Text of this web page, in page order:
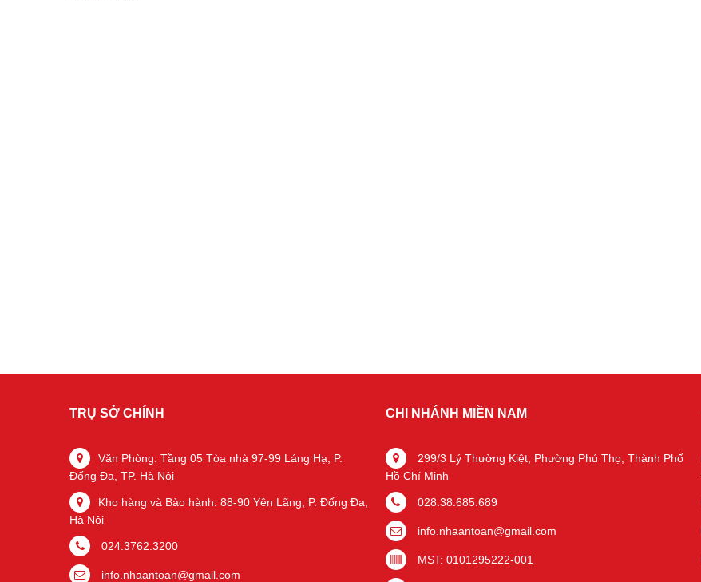
TRỤ SỞ CHÍNH
Văn Phòng: Tầng 05 Tòa nhà 97-99 Láng Hạ, P.
Đống Đa, TP. Hà Nội
Kho hàng và Bảo hành: 88-90 Yên Lãng, P. Đống Đa,
Hà Nội
024.3762.3200
info.nhaantoan@gmail.com
CHI NHÁNH MIỀN NAM
299/3 Lý Thường Kiệt, Phường Phú Thọ, Thành Phố
Hồ Chí Minh
028.38.685.689
info.nhaantoan@gmail.com
MST: 0101295222-001